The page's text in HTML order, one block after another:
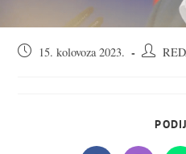
Objava15. kolovoza 2023.
Autor